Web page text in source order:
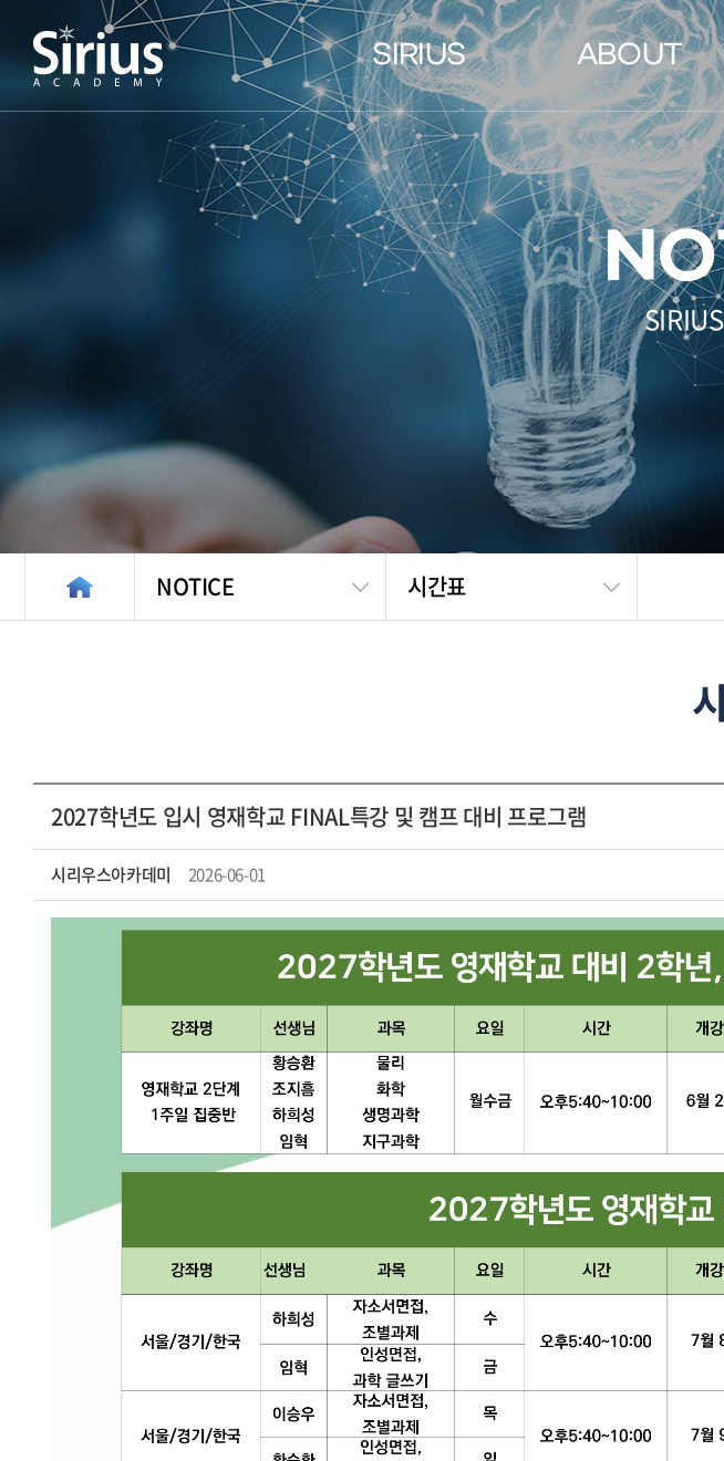
SIRIUS
인사말
선생님 소개
학원소개
위치
ABOUT
영재교육원
물리, 화학, 생물대회
영재학교
과학고
NOTICE 시간표
2027학년도 입시 영재학교 FINAL특강 및 캠프 대비 프로그램
시리우스아카데미 2026-06-01